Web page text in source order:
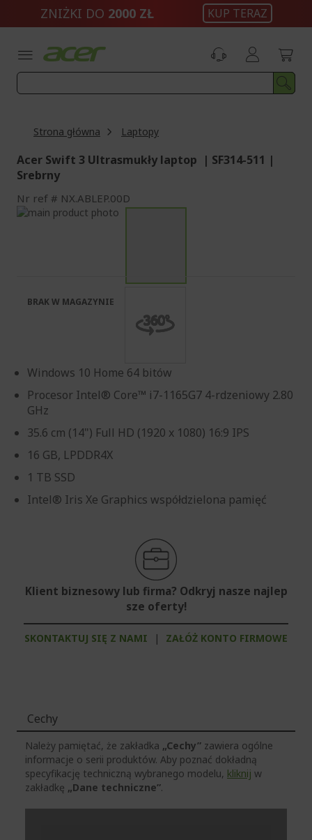
ZNIŻKI DO 2000 ZŁ KUP TERAZ
Strona główna Laptopy
Acer Swift 3 Ultrasmukły laptop | SF314-511 |
Srebrny
Nr ref NX.ABLEP.00D
Przejdź
Windows 10 Home 64 bitów
Procesor Intel® Core™ i7-1165G7 4-rdzeniowy 2.80
GHz
35.6 cm (14") Full HD (1920 x 1080) 16:9 IPS
16 GB, LPDDR4X
1 TB SSD
Intel® Iris Xe Graphics współdzielona pamięć
Klient biznesowy lub firma? Odkryj nasze najlep
sze oferty!
SKONTAKTUJ SIĘ Z NAMI | ZAŁÓŻ KONTO FIRMOWE
BRAK W MAGAZYNIE
Cechy
Należy pamiętać, że zakładka „Cechy” zawiera ogólne
informacje o serii produktów. Aby poznać dokładną
specyfikację techniczną wybranego modelu, kliknij w
zakładkę „Dane techniczne”.